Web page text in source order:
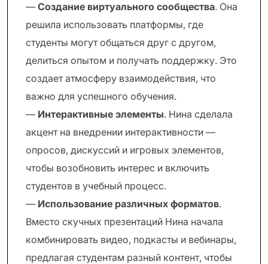
— Создание виртуального сообщества. Она
решила использовать платформы, где
студенты могут общаться друг с другом,
делиться опытом и получать поддержку. Это
создает атмосферу взаимодействия, что
важно для успешного обучения.
— Интерактивные элементы. Нина сделала
акцент на внедрении интерактивности —
опросов, дискуссий и игровых элементов,
чтобы возобновить интерес и включить
студентов в учебный процесс.
— Использование различных форматов.
Вместо скучных презентаций Нина начала
комбинировать видео, подкасты и вебинары,
предлагая студентам разный контент, чтобы